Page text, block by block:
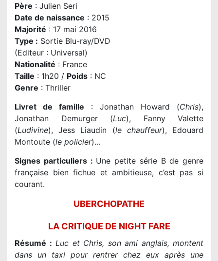
Père : Julien Seri
Date de naissance : 2015
Majorité : 17 mai 2016
Type : Sortie Blu-ray/DVD
(Editeur : Universal)
Nationalité : France
Taille : 1h20 / Poids : NC
Genre : Thriller
Livret de famille : Jonathan Howard (Chris),
Jonathan Demurger (Luc), Fanny Valette
(Ludivine), Jess Liaudin (le chauffeur), Edouard
Montoute (le policier)…
Signes particuliers : Une petite série B de genre
française bien fichue et ambitieuse, c’est pas si
courant.
UBERCHOPATHE
LA CRITIQUE DE NIGHT FARE
Résumé : Luc et Chris, son ami anglais, montent
dans un taxi pour rentrer chez eux après une